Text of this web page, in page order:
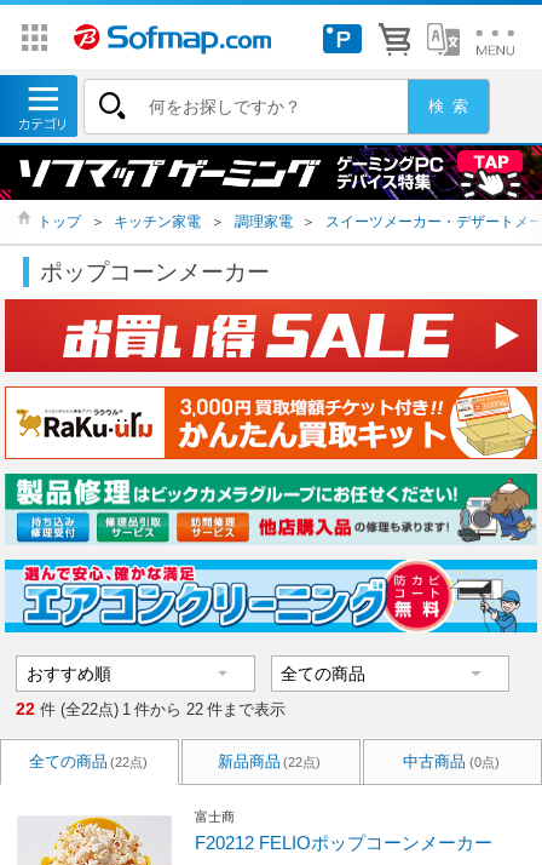
トップ ＞ キッチン家電 ＞ 調理家電 ＞ スイーツメーカー・デザートメ
ポップコーンメーカー
22 件 (全22点) 1 件から 22 件まで表示
全ての商品 (22点) 新品商品 (22点) 中古商品 (0点)
富士商
F20212 FELIOポップコーンメーカー